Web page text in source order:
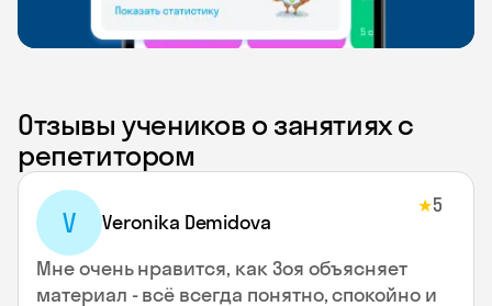
Отзывы учеников о занятиях с
репетитором
V Veronika Demidova
★5
Мне очень нравится, как Зоя объясняет
материал - всё всегда понятно, спокойно и